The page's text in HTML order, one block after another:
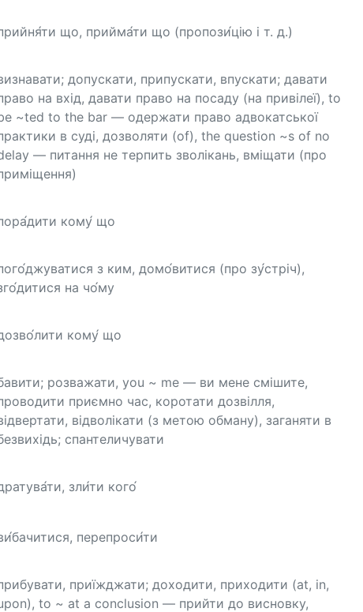
що, прийма́ти що (пропози́цію і т. д.)
допускати, припускати, впускати; давати
на вхід, давати право на посаду (на привілеї), to
~ted to the bar — одержати право адвокатської
в суді, дозволяти (of), the question ~s of no
— питання не терпить зволікань, вміщати (про
кому́ що
з ким, домо́витися (про зу́стріч),
на чо́му
кому́ що
розважати, you ~ me — ви мене смішите,
приємно час, коротати дозвілля,
відволікати (з метою обману), заганяти в
спантеличувати
зли́ти кого́
перепроси́ти
приїжджати; доходити, приходити (at, in,
to ~ at a conclusion — прийти до висновку,